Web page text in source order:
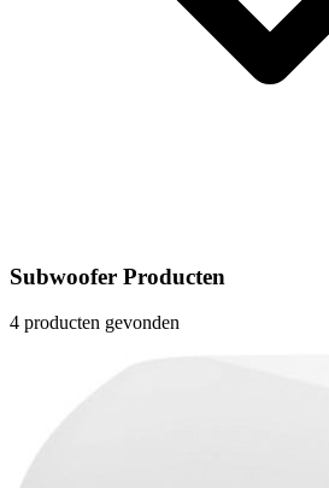
Subwoofer Producten
4 producten gevonden